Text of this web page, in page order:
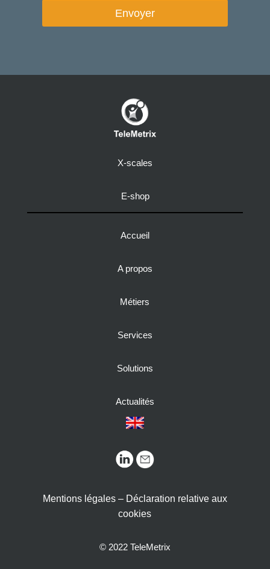
Envoyer
X-scales
E-shop
Accueil
A propos
Métiers
Services
Solutions
Actualités
Mentions légales – Déclaration relative aux
cookies
© 2022 TeleMetrix